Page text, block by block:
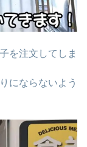
を注文してしま
にならないよう